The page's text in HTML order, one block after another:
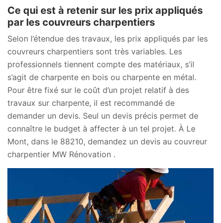
Ce qui est à retenir sur les prix appliqués
par les couvreurs charpentiers
Selon l’étendue des travaux, les prix appliqués par les
couvreurs charpentiers sont très variables. Les
professionnels tiennent compte des matériaux, s’il
s’agit de charpente en bois ou charpente en métal.
Pour être fixé sur le coût d’un projet relatif à des
travaux sur charpente, il est recommandé de
demander un devis. Seul un devis précis permet de
connaître le budget à affecter à un tel projet. À Le
Mont, dans le 88210, demandez un devis au couvreur
charpentier MW Rénovation .